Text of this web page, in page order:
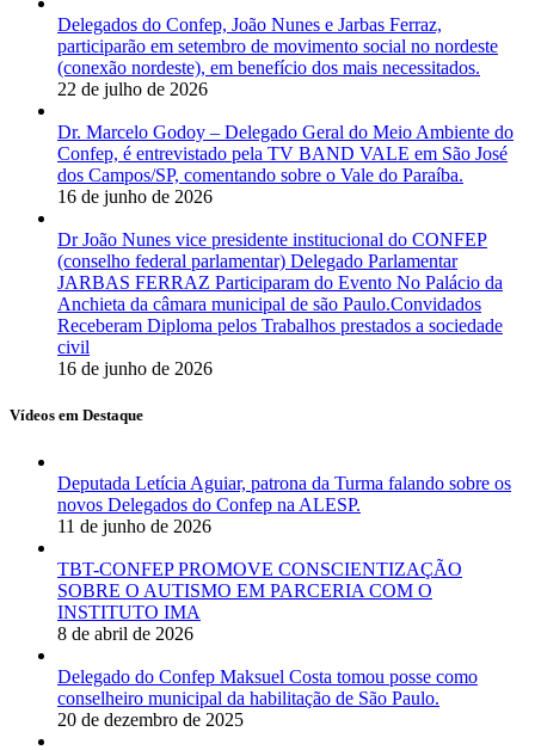
Delegados do Confep, João Nunes e Jarbas Ferraz,
participarão em setembro de movimento social no nordeste
(conexão nordeste), em benefício dos mais necessitados.
22 de julho de 2026
Dr. Marcelo Godoy – Delegado Geral do Meio Ambiente do
Confep, é entrevistado pela TV BAND VALE em São José
dos Campos/SP, comentando sobre o Vale do Paraíba.
16 de junho de 2026
Dr João Nunes vice presidente institucional do CONFEP
(conselho federal parlamentar) Delegado Parlamentar
JARBAS FERRAZ Participaram do Evento No Palácio da
Anchieta da câmara municipal de são Paulo.Convidados
Receberam Diploma pelos Trabalhos prestados a sociedade
civil
16 de junho de 2026
Vídeos em Destaque
Deputada Letícia Aguiar, patrona da Turma falando sobre os
novos Delegados do Confep na ALESP.
11 de junho de 2026
TBT-CONFEP PROMOVE CONSCIENTIZAÇÃO
SOBRE O AUTISMO EM PARCERIA COM O
INSTITUTO IMA
8 de abril de 2026
Delegado do Confep Maksuel Costa tomou posse como
conselheiro municipal da habilitação de São Paulo.
20 de dezembro de 2025